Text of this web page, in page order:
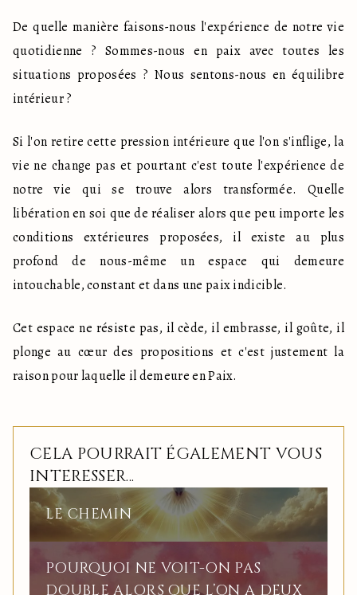
De quelle manière faisons-nous l'expérience de notre vie
quotidienne ? Sommes-nous en paix avec toutes les
situations proposées ? Nous sentons-nous en équilibre
intérieur ?
Si l'on retire cette pression intérieure que l'on s'inflige, la
vie ne change pas et pourtant c'est toute l'expérience de
notre vie qui se trouve alors transformée. Quelle
libération en soi que de réaliser alors que peu importe les
conditions extérieures proposées, il existe au plus
profond de nous-même un espace qui demeure
intouchable, constant et dans une paix indicible.
Cet espace ne résiste pas, il cède, il embrasse, il goûte, il
plonge au cœur des propositions et c'est justement la
raison pour laquelle il demeure en Paix.
CELA POURRAIT ÉGALEMENT VOUS
INTERESSER...
LE CHEMIN
POURQUOI NE VOIT-ON PAS
DOUBLE ALORS QUE L’ON A DEUX